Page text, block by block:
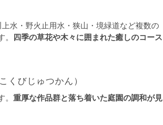
水・野火止用水・狭山・境緑道など複数の
四季の草花や木々に囲まれた癒しのコース
くびじゅつかん）
重厚な作品群と落ち着いた庭園の調和が見